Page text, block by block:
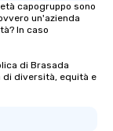
capogruppo sono
un'azienda
In caso
di Brasada
di diversità, equità e